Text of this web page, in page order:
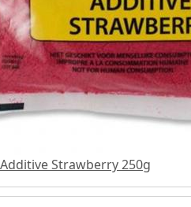
Strawberry 250g